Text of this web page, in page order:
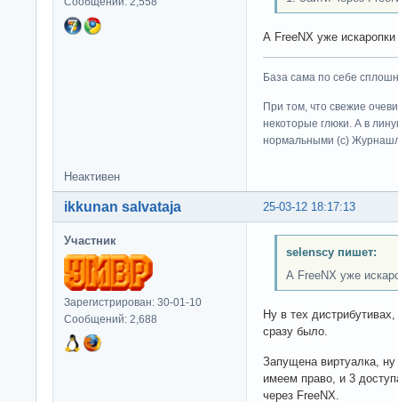
А FreeNX уже
База сама по себе
При том, что свежие
некоторые глюки. А в
нормальными (c)
Неактивен
25-03-12 18:17:13
ikkunan salvataja
Участник
Зарегистрирован: 30-01-10
Сообщений: 2,688
selenscy пишет:
А FreeNX уже
Ну в тех
сразу было.
Запущена виртуалка,
имеем право, и 3
через FreeNX.